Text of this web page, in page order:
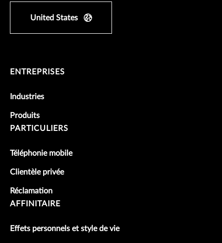
United States
ENTREPRISES
Industries
Produits
PARTICULIERS
Téléphonie mobile
Clientèle privée
Réclamation
AFFINITAIRE
Effets personnels et style de vie